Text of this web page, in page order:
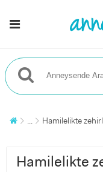
... Hamilelikte
Hamilelikte